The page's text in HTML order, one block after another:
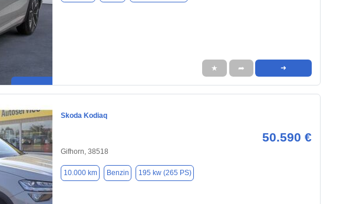
★ ➦ ➜
Skoda Kodiaq
50.590 €
Gifhorn, 38518
10.000 km Benzin 195 kw (265 PS)